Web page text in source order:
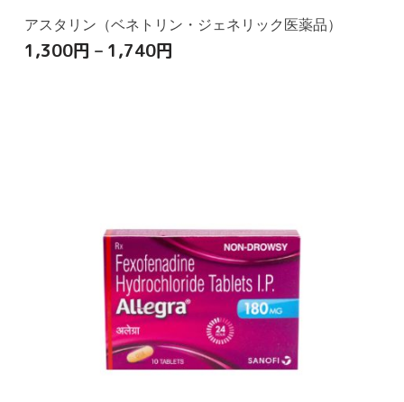
アスタリン（ベネトリン・ジェネリック医薬品）
1,300円 – 1,740円